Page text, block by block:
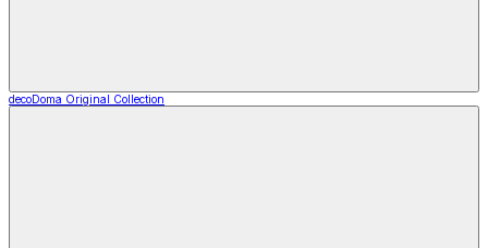
decoDoma Original Collection